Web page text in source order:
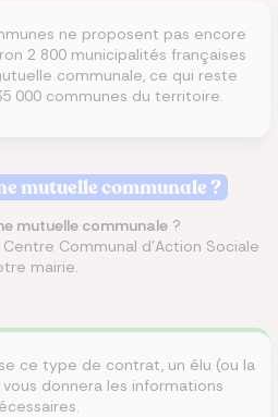
ne proposent pas encore
2 800 municipalités françaises
communale, ce qui reste
000 communes du territoire.
mutuelle communale ?
mutuelle communale ?
Communal d'Action Sociale
mairie.
ce type de contrat, un élu (ou la
donnera les informations